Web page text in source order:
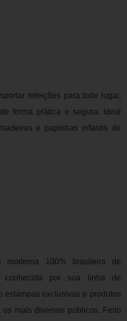
refeições para todo lugar,
forma prática e segura. Ideal
e papinhas infantis de
100% brasileira de
conhecida por sua linha de
estampas exclusivas e produtos
mais diversos públicos. Feito